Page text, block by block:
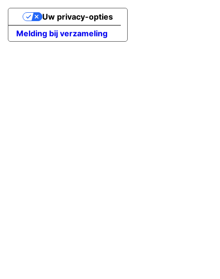
Melding bij verzameling
Uw privacy-opties